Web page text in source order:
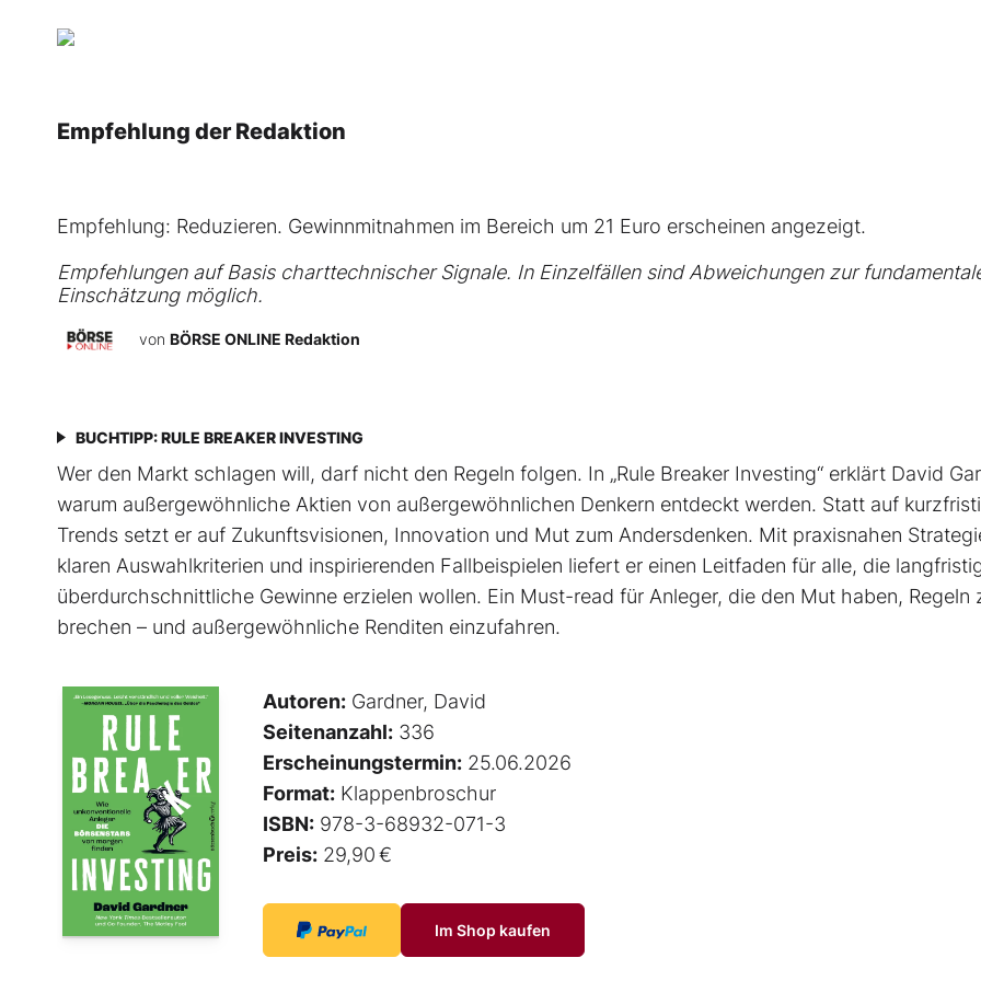
Empfehlung der Redaktion
Empfehlung: Reduzieren. Gewinnmitnahmen im Bereich um 21 Euro erscheinen angezeigt.
Empfehlungen auf Basis charttechnischer Signale. In Einzelfällen sind Abweichungen zur
Einschätzung möglich.
von BÖRSE ONLINE Redaktion
BUCHTIPP: RULE BREAKER INVESTING
Wer den Markt schlagen will, darf nicht den Regeln folgen. In „Rule Breaker Investing“ erklärt David
warum außergewöhnliche Aktien von außer­gewöhnlichen Denkern entdeckt werden. Statt auf
Trends setzt er auf Zukunftsvisionen, Innovation und Mut zum Andersdenken. Mit praxisnahen
klaren Auswahlkriterien und inspirierenden Fallbeispielen liefert er einen Leit­faden für alle, die
überdurchschnittliche Gewinne erzielen wollen. Ein Must-read für Anleger, die den Mut haben, Regeln
brechen – und außergewöhnliche Renditen einzufahren.
Autoren: Gardner, David
Seitenanzahl: 336
Erscheinungstermin: 25.06.2026
Format: Klappenbroschur
ISBN: 978-3-68932-071-3
Preis: 29,90 €
Im Shop kaufen